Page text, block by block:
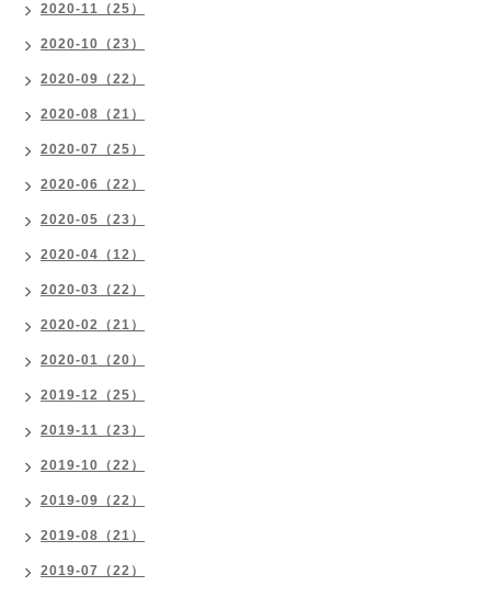
2020-11（25）
2020-10（23）
2020-09（22）
2020-08（21）
2020-07（25）
2020-06（22）
2020-05（23）
2020-04（12）
2020-03（22）
2020-02（21）
2020-01（20）
2019-12（25）
2019-11（23）
2019-10（22）
2019-09（22）
2019-08（21）
2019-07（22）